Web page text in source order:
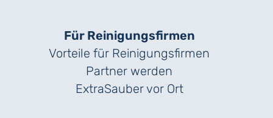
Für Reinigungs­firmen
Vorteile für Reinigungs­firmen
Partner werden
ExtraSauber vor Ort